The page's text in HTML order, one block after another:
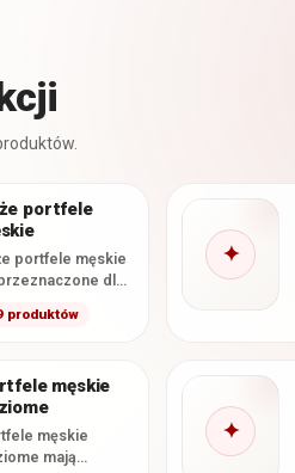
portfele
portfele męskie
dla
karty,
produktów
✦
męskie
męskie
mają
✦